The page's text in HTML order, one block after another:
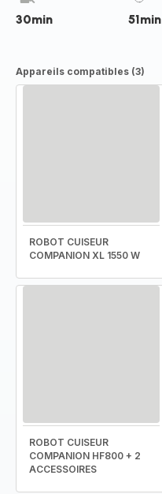
30min 51min
Appareils compatibles (3)
ROBOT CUISEUR
COMPANION XL 1550 W
ROBOT CUISEUR
COMPANION HF800 + 2
ACCESSOIRES